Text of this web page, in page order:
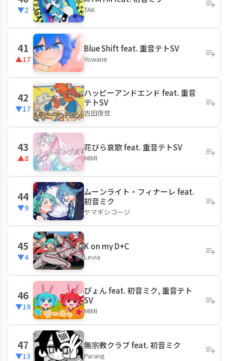
▼2 TAK
41
▲17
Blue Shift feat. 重音テトSV
Yowane
42
▼17
ハッピーアンドエンド feat. 重音
テトSV
吉田夜世
43
▲8
花びら哀歌 feat. 重音テトSV
MIMI
44
▼9
ムーンライト・フィナーレ feat.
初音ミク
ヤマギシコージ
45
▼4
K on my D+C
Levia
46
▼19
ぴょん feat. 初音ミク, 重音テト
SV
MIMI
47
▼13
無宗教クラブ feat. 初音ミク
Parang